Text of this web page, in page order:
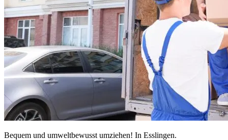
Bequem und umweltbewusst umziehen! In Esslingen.